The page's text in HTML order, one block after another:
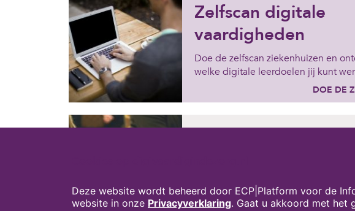
Zelfscan digitale
vaardigheden
Doe de zelfscan ziekenhuizen en
welke digitale leerdoelen jij kunt
DOE DE
kunnen werken?
Mail het naar de redactie van deze
Deze website wordt beheerd door ECP|Platform voor de
website in onze Privacyverklaring. Gaat u akkoord met het